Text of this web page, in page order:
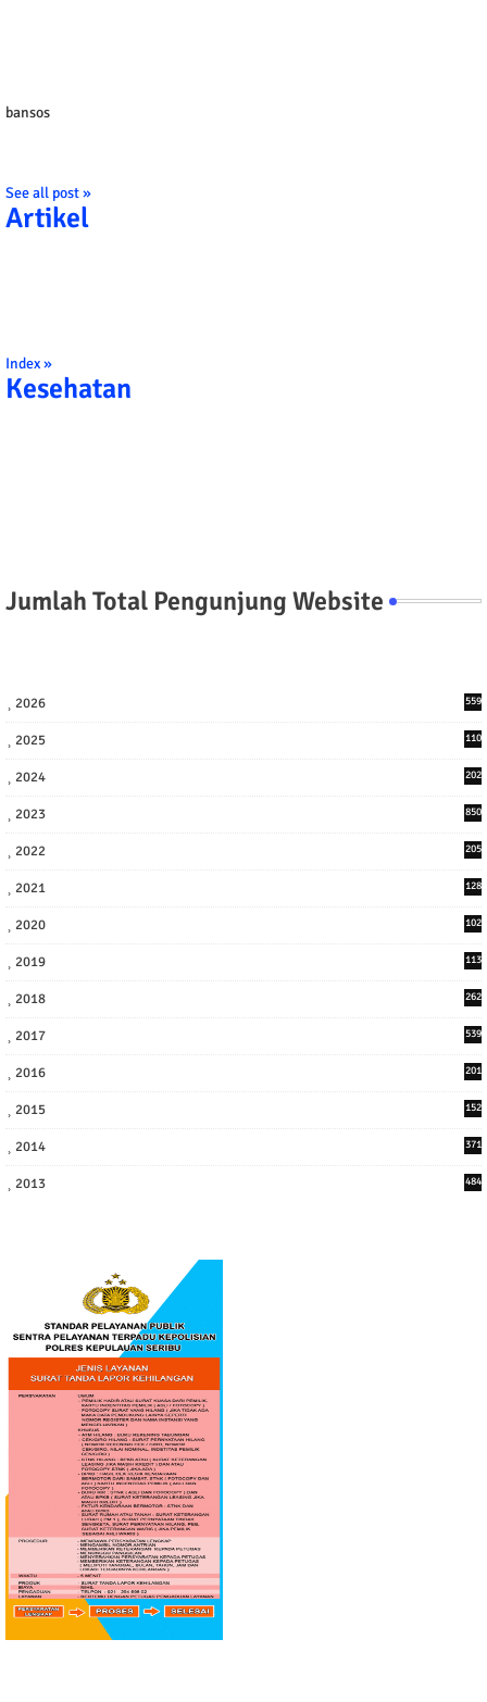
bansos
See all post »
Artikel
Index »
Kesehatan
Jumlah Total Pengunjung Website
2026 559
2025
110
2024
202
2023 850
2022
205
2021
128
2020
102
2019
113
2018
262
2017
539
2016
201
2015 152
2014 371
2013 484